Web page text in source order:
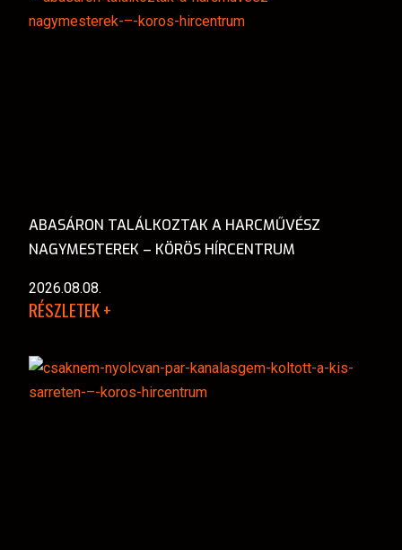
ABASÁRON TALÁLKOZTAK A HARCMŰVÉSZ
NAGYMESTEREK – KÖRÖS HÍRCENTRUM
2026.08.08.
RÉSZLETEK +